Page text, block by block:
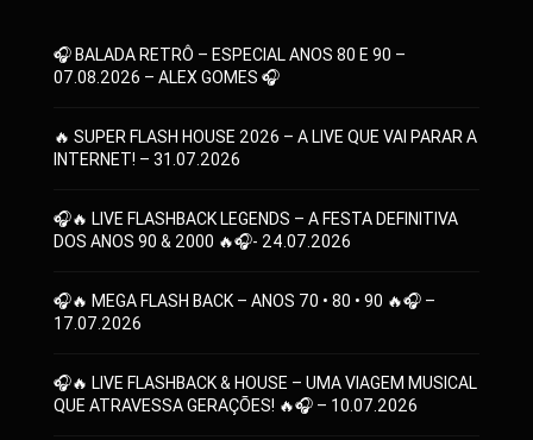
🎧 BALADA RETRÔ – ESPECIAL ANOS 80 E 90 –
07.08.2026 – ALEX GOMES 🎧
🔥 SUPER FLASH HOUSE 2026 – A LIVE QUE VAI PARAR A
INTERNET! – 31.07.2026
🎧🔥 LIVE FLASHBACK LEGENDS – A FESTA DEFINITIVA
DOS ANOS 90 & 2000 🔥🎧- 24.07.2026
🎧🔥 MEGA FLASH BACK – ANOS 70 • 80 • 90 🔥🎧 –
17.07.2026
🎧🔥 LIVE FLASHBACK & HOUSE – UMA VIAGEM MUSICAL
QUE ATRAVESSA GERAÇÕES! 🔥🎧 – 10.07.2026